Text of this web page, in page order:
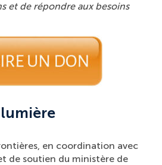
et de répondre aux besoins
en coordination avec
de soutien du ministère de